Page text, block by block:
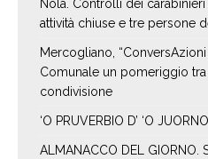
Nola. Controlli dei
attività chiuse e tre persone
Mercogliano,
Comunale un pomeriggio
condivisione
‘O PRUVERBIO D’ ‘O
ALMANACCO DEL